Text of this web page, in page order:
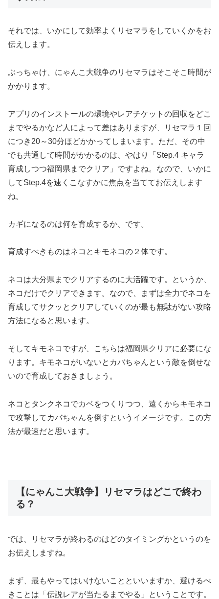
それでは、いかにして効率よくリセマラをしていくかをお
伝えします。
ぶっちゃけ、にゃんこ大戦争のリセマラはそこそこ時間が
かかります。
アプリのインストールの環境やレアチケットの回収をどこ
までやるかなど人によって差はありますが、リセマラ１回
につき20～30分ほどかかってしまいます。 ただ、その中
でも共通して時間がかかるのは、やはり「Step.4 キャラ
育成しつつ福岡県までクリア」ですよね。 なので、いかに
してStep.4を速くこなすかに焦点を当ててお伝えします
ね。
カギになるのは何を育成するか、です。
育成すべきものはネコとキモネコの２体です。
ネコは大分県までクリアするのに大活躍です。
というか、
ネコだけでクリアできます。 なので、まずは全力でネコを
育成してサクッとクリアしていくのが最も無駄がない攻略
方法になると思います。
そしてキモネコですが、こちらは福岡県クリアに必要にな
ります。 キモネコがいないとカバちゃんという敵を倒せな
いので育成しておきましょう。
ネコとタンクネコでカベをつくりつつ、遠くからキモネコ
で攻撃してカバちゃんを倒すというイメージです。
この方
法が最速だと思います。
【にゃんこ大戦争】リセマラはどこで終わ
る？
では、リセマラが終わるのはどのタイミングかというのを
お伝えしますね。
まず、最もやってはいけないことといいますか、避けるべ
きことは「伝説レアが当たるまでやる」ということです。